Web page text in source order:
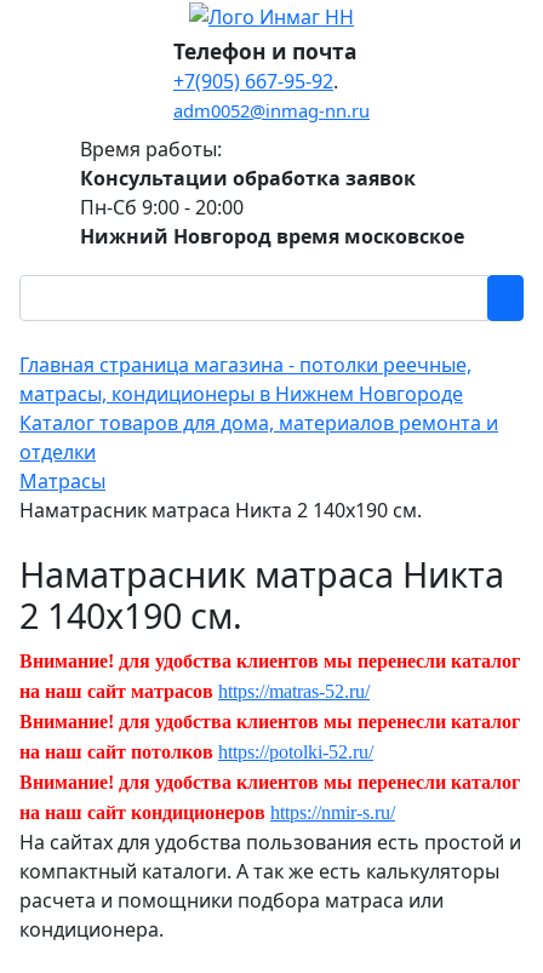
Телефон и почта
+7(905) 667-95-92.
adm0052@inmag-nn.ru
Время работы:
Консультации обработка заявок
Пн-Сб 9:00 - 20:00
Нижний Новгород время московское
Главная страница магазина - потолки реечные,
матрасы, кондиционеры в Нижнем Новгороде
Каталог товаров для дома, материалов ремонта и
отделки
Матрасы
Наматрасник матраса Никта 2 140х190 см.
Наматрасник матраса Никта
2 140х190 см.
Внимание! для удобства клиентов мы перенесли каталог
на наш сайт матрасов https://matras-52.ru/
Внимание! для удобства клиентов мы перенесли каталог
на наш сайт потолков https://potolki-52.ru/
Внимание! для удобства клиентов мы перенесли каталог
на наш сайт кондиционеров https://nmir-s.ru/
На сайтах для удобства пользования есть простой и
компактный каталоги. А так же есть калькуляторы
расчета и помощники подбора матраса или
кондиционера.